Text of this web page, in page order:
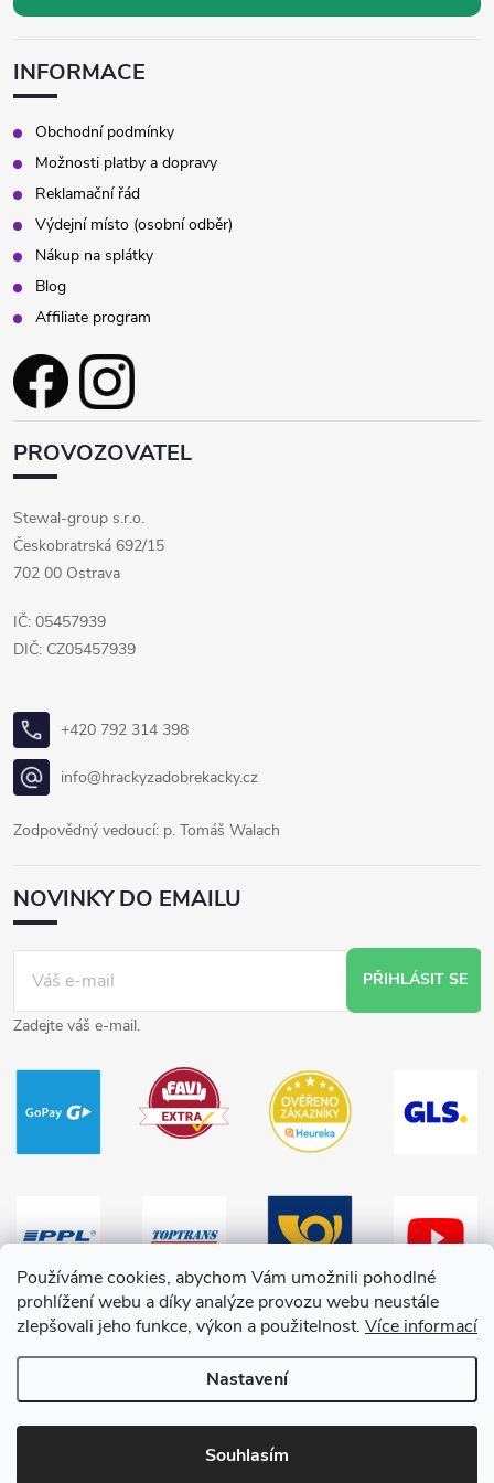
Používáme cookies, abychom Vám umožnili pohodlné
prohlížení webu a díky analýze provozu webu neustále
zlepšovali jeho funkce, výkon a použitelnost. Více informací
Nastavení
Souhlasím
INFORMACE
Obchodní podmínky
Možnosti platby a dopravy
Reklamační řád
Výdejní místo (osobní odběr)
Nákup na splátky
Blog
Affiliate program
PROVOZOVATEL
Stewal-group s.r.o.
Českobratrská 692/15
702 00 Ostrava
IČ: 05457939
DIČ: CZ05457939
+420 792 314 398
info@hrackyzadobrekacky.cz
Zodpovědný vedoucí: p. Tomáš Walach
NOVINKY DO EMAILU
PŘIHLÁSIT SE
Zadejte váš e-mail.
Vytvořil Shoptet